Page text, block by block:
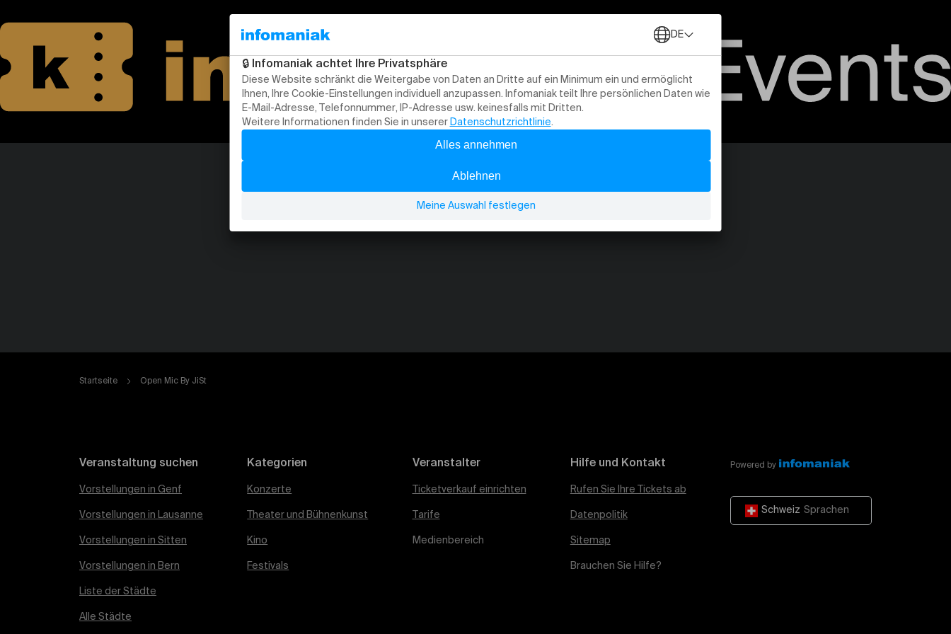
Startseite Open Mic By JiSt
Veranstaltung suchen
Vorstellungen in Genf
Vorstellungen in Lausanne
Vorstellungen in Sitten
Vorstellungen in Bern
Liste der Städte
Alle Städte
Kategorien
Konzerte
Theater und Bühnenkunst
Kino
Festivals
Veranstalter
Ticketverkauf einrichten
Tarife
Medienbereich
Hilfe und Kontakt
Rufen Sie Ihre Tickets ab
Datenpolitik
Sitemap
Brauchen Sie Hilfe?
Powered by
Schweiz Sprachen